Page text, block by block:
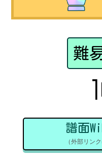
難
譜面
（外部リン